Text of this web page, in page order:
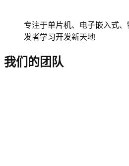
专注于单片机、电子嵌入式
发者学习开发新天地
我们的团队